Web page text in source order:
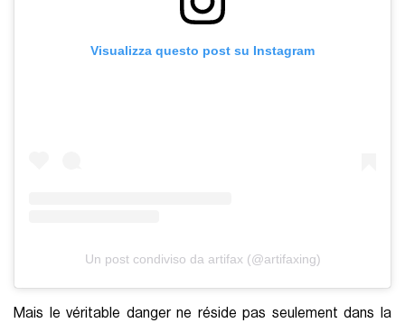
Visualizza questo post su Instagram
Un post condiviso da artifax (@artifaxing)
Mais le véritable danger ne réside pas seulement dans la